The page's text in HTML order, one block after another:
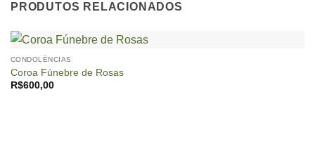
PRODUTOS RELACIONADOS
CONDOLÊNCIAS
Coroa Fúnebre de Rosas
R$600,00